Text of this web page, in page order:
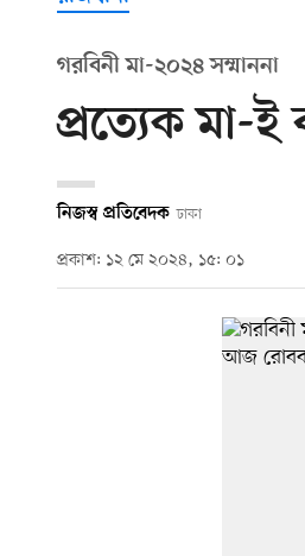
গরবিনী মা-২০২৪ সম্মাননা
প্রত্যেক মা-ই
নিজস্ব প্রতিবেদক ঢাকা
প্রকাশ: ১২ মে ২০২৪, ১৫: ০১